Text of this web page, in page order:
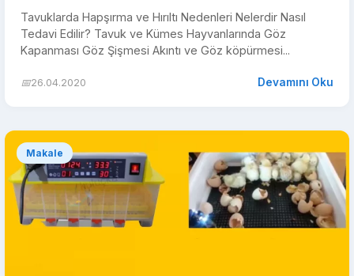
Tavuklarda Hapşırma ve Hırıltı Nedenleri Nelerdir Nasıl
Tedavi Edilir? Tavuk ve Kümes Hayvanlarında Göz
Kapanması Göz Şişmesi Akıntı ve Göz köpürmesi...
📅26.04.2020 Devamını Oku
Makale